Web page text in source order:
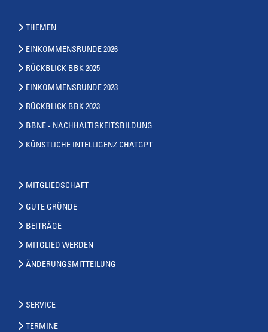
THEMEN
EINKOMMENSRUNDE 2026
RÜCKBLICK BBK 2025
EINKOMMENSRUNDE 2023
RÜCKBLICK BBK 2023
BBNE - NACHHALTIGKEITSBILDUNG
KÜNSTLICHE INTELLIGENZ CHATGPT
MITGLIEDSCHAFT
GUTE GRÜNDE
BEITRÄGE
MITGLIED WERDEN
ÄNDERUNGSMITTEILUNG
SERVICE
TERMINE